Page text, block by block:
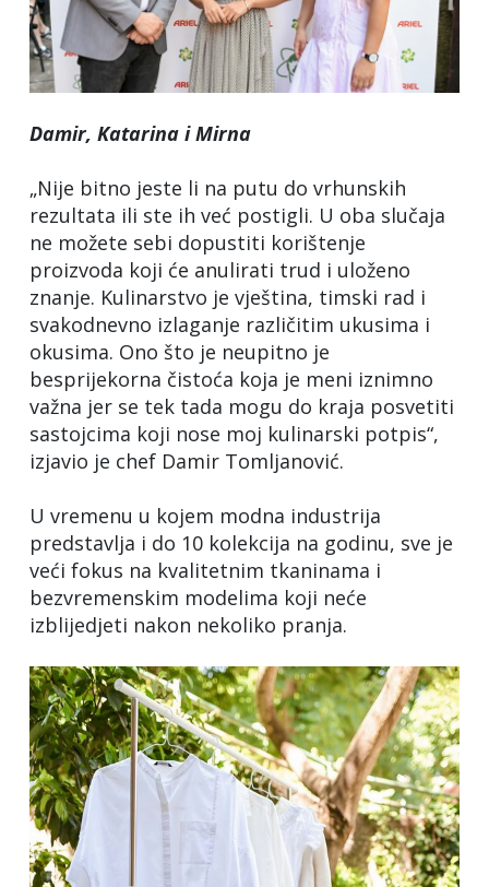
Damir, Katarina i Mirna
„Nije bitno jeste li na putu do vrhunskih
rezultata ili ste ih već postigli. U oba slučaja
ne možete sebi dopustiti korištenje
proizvoda koji će anulirati trud i uloženo
znanje. Kulinarstvo je vještina, timski rad i
svakodnevno izlaganje različitim ukusima i
okusima. Ono što je neupitno je
besprijekorna čistoća koja je meni iznimno
važna jer se tek tada mogu do kraja posvetiti
sastojcima koji nose moj kulinarski potpis“,
izjavio je chef Damir Tomljanović.
U vremenu u kojem modna industrija
predstavlja i do 10 kolekcija na godinu, sve je
veći fokus na kvalitetnim tkaninama i
bezvremenskim modelima koji neće
izblijedjeti nakon nekoliko pranja.